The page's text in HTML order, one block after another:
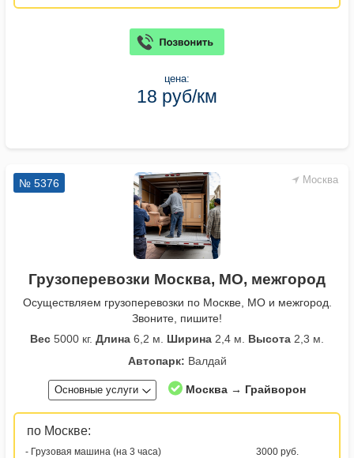
цена:
18 руб/км
Москва
№ 5376
Грузоперевозки Москва, МО, межгород
Осуществляем грузоперевозки по Москве, МО и межгород.
Звоните, пишите!
Вес 5000 кг. Длина 6,2 м. Ширина 2,4 м. Высота 2,3 м.
Автопарк: Валдай
Основные услуги Москва → Грайворон
по Москве:
- Грузовая машина (на 3 часа) 3000 руб.